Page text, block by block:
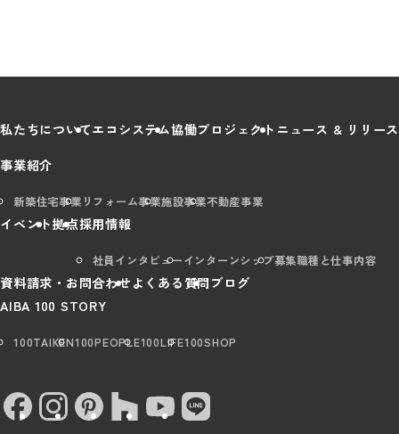
私たちについてエコシステム協働プロジェクト ニュース & リリース
事業紹介
新築住宅事業 リフォーム事業施設事業不動産事業
イベント拠点採用情報
社員インタビューインターンシップ募集職種と仕事内容
資料請求・お問合わせ よくある質問 ブログ
AIBA 100 STORY
100TAIKEN100PEOPLE100LIFE100SHOP